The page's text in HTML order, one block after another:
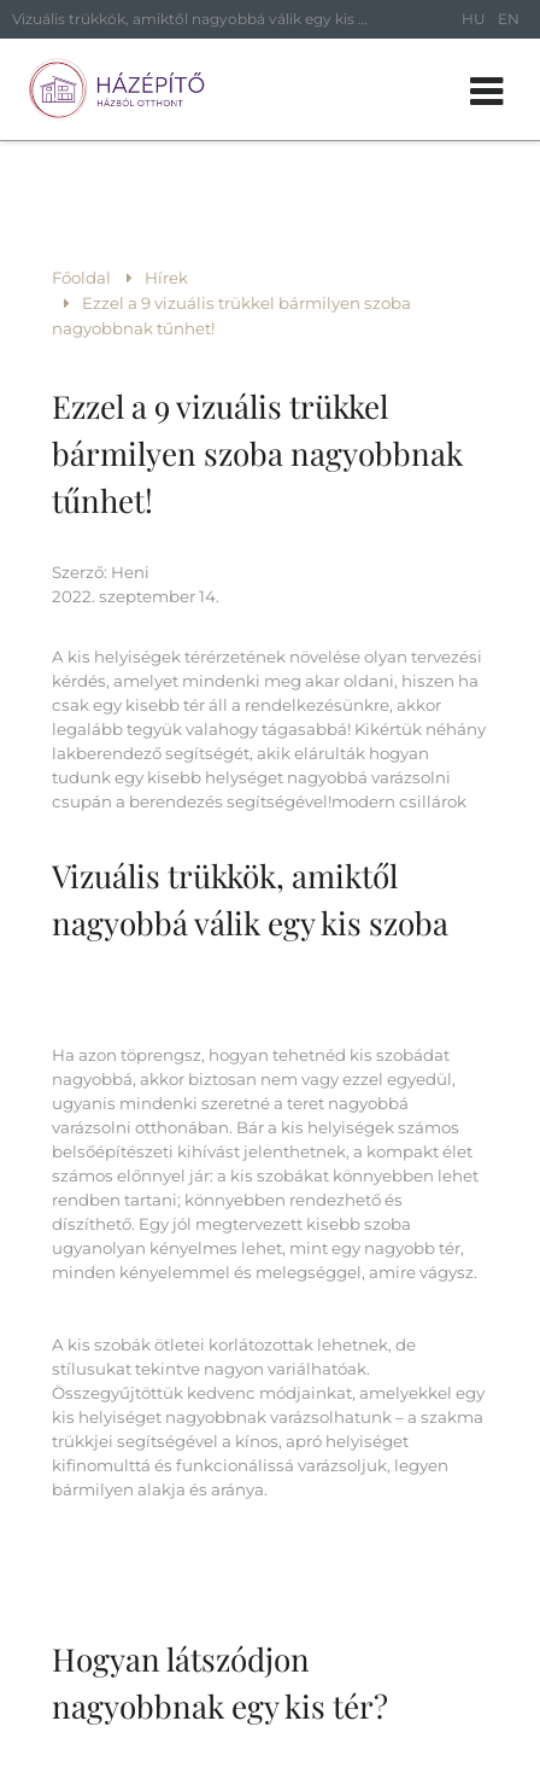
Vizuális trükkök, amiktől nagyobbá válik egy kis szoba HU EN
Főoldal
Hírek
Ezzel a 9 vizuális trükkel bármilyen szoba
nagyobbnak tűnhet!
Ezzel a 9 vizuális trükkel
bármilyen szoba nagyobbnak
tűnhet!
Szerző: Heni
2022. szeptember 14.
A kis helyiségek térérzetének növelése olyan tervezési
kérdés, amelyet mindenki meg akar oldani, hiszen ha
csak egy kisebb tér áll a rendelkezésünkre, akkor
legalább tegyük valahogy tágasabbá! Kikértük néhány
lakberendező segítségét, akik elárulták hogyan
tudunk egy kisebb helységet nagyobbá varázsolni
csupán a berendezés segítségével!modern csillárok
Vizuális trükkök, amiktől
nagyobbá válik egy kis szoba
Ha azon töprengsz, hogyan tehetnéd kis szobádat
nagyobbá, akkor biztosan nem vagy ezzel egyedül,
ugyanis mindenki szeretné a teret nagyobbá
varázsolni otthonában. Bár a kis helyiségek számos
belsőépítészeti kihívást jelenthetnek, a kompakt élet
számos előnnyel jár: a kis szobákat könnyebben lehet
rendben tartani; könnyebben rendezhető és
díszíthető. Egy jól megtervezett kisebb szoba
ugyanolyan kényelmes lehet, mint egy nagyobb tér,
minden kényelemmel és melegséggel, amire vágysz.
A kis szobák ötletei korlátozottak lehetnek, de
stílusukat tekintve nagyon variálhatóak.
Összegyűjtöttük kedvenc módjainkat, amelyekkel egy
kis helyiséget nagyobbnak varázsolhatunk – a szakma
trükkjei segítségével a kínos, apró helyiséget
kifinomulttá és funkcionálissá varázsoljuk, legyen
bármilyen alakja és aránya.
Hogyan látszódjon
nagyobbnak egy kis tér?